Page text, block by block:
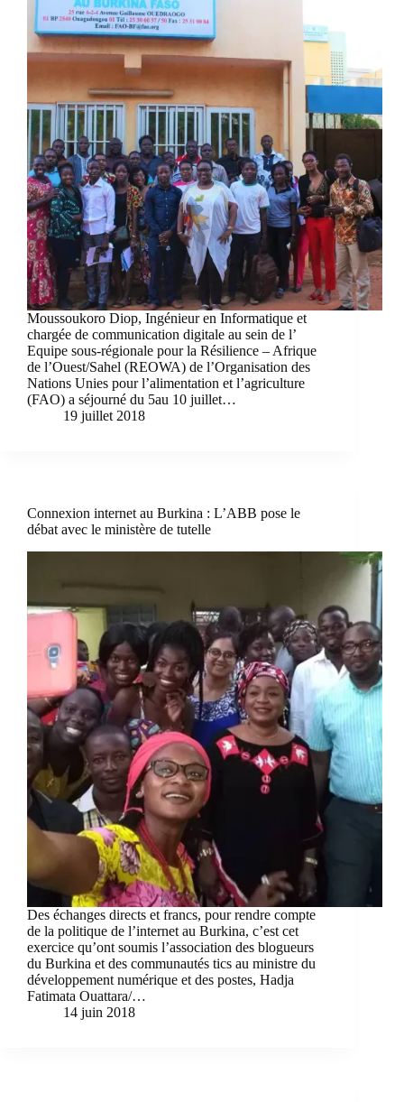
Moussoukoro Diop, Ingénieur en Informatique et
chargée de communication digitale au sein de l’
Equipe sous-régionale pour la Résilience – Afrique
de l’Ouest/Sahel (REOWA) de l’Organisation des
Nations Unies pour l’alimentation et l’agriculture
(FAO) a séjourné du 5au 10 juillet…
19 juillet 2018
Connexion internet au Burkina : L’ABB pose le
débat avec le ministère de tutelle
Des échanges directs et francs, pour rendre compte
de la politique de l’internet au Burkina, c’est cet
exercice qu’ont soumis l’association des blogueurs
du Burkina et des communautés tics au ministre du
développement numérique et des postes, Hadja
Fatimata Ouattara/…
14 juin 2018